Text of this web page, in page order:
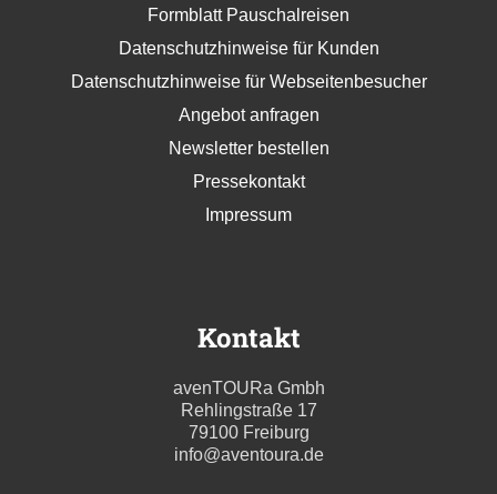
Formblatt Pauschalreisen
Datenschutzhinweise für Kunden
Datenschutzhinweise für Webseitenbesucher
Angebot anfragen
Newsletter bestellen
Pressekontakt
Impressum
Kontakt
avenTOURa Gmbh
Rehlingstraße 17
79100 Freiburg
info@aventoura.de